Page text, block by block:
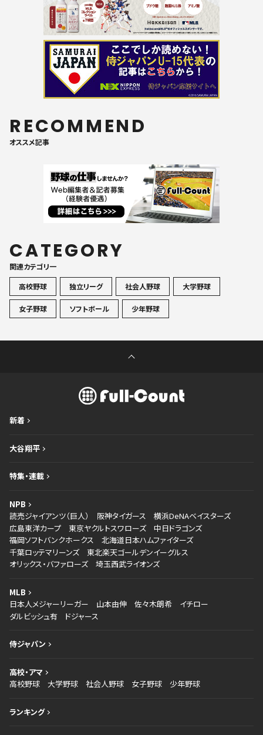
RECOMMEND
オススメ記事
CATEGORY
関連カテゴリ一
高校野球
独立リーグ 社会人野球 大学野球
女子野球 ソフトボール 少年野球
新着
大谷翔平
特集・連載
NPB
読売ジャイアンツ（巨人）
阪神タイガース
横浜DeNAベイスターズ
広島東洋カープ
東京ヤクルトスワローズ
中日ドラゴンズ
福岡ソフトバンクホークス
北海道日本ハムファイターズ
千葉ロッテマリーンズ
東北楽天ゴールデンイーグルス
オリックス・バファローズ
埼玉西武ライオンズ
MLB
日本人メジャーリーガー
山本由伸 佐々木朗希
イチロー
ダルビッシュ有
ドジャース
侍ジャパン
高校・アマ
高校野球
大学野球 社会人野球 女子野球 少年野球
ランキング